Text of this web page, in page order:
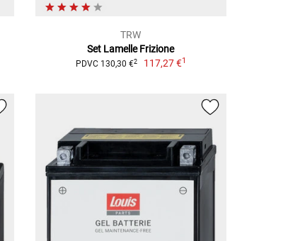
TRW
Set Lamelle Frizione
PDVC 130,30 €2 117,27 €1